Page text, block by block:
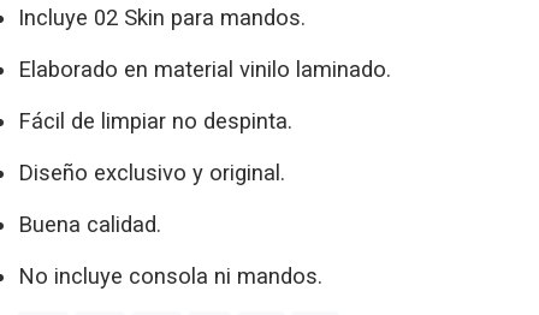
Incluye 02 Skin para mandos.
Elaborado en material vinilo laminado.
Fácil de limpiar no despinta.
Diseño exclusivo y original.
Buena calidad.
No incluye consola ni mandos.